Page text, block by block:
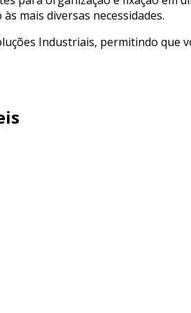
mais diversas necessidades.
Industriais, permitindo que